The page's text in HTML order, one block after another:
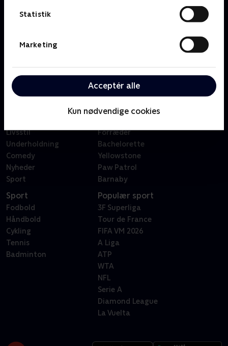
Statistik
Marketing
Acceptér alle
Kun nødvendige cookies
rum
Børn
Serier
Film
Livsstil
Underholdning
Comedy
Nyheder
Sport
Klovn
Badehotellet
Sygeplejeskolen
X Factor
Forræder
Bachelorette
Yellowstone
Paw Patrol
Barnaby
Sport
Fodbold
Håndbold
Cykling
Tennis
Badminton
Populær sport
3F Superliga
Tour de France
FIFA VM 2026
A Liga
ATP
WTA
NFL
Serie A
Diamond League
La Vuelta